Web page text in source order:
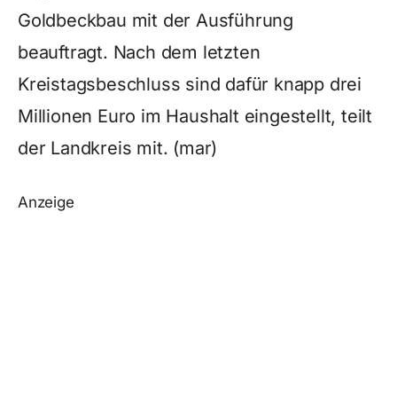
Goldbeckbau mit der Ausführung
beauftragt. Nach dem letzten
Kreistagsbeschluss sind dafür knapp drei
Millionen Euro im Haushalt eingestellt, teilt
der Landkreis mit. (mar)
Anzeige